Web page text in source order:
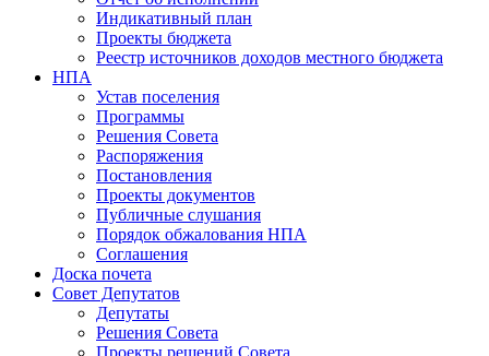
Индикативный план
Проекты бюджета
Реестр источников доходов местного бюджета
НПА
Устав поселения
Программы
Решения Совета
Распоряжения
Постановления
Проекты документов
Публичные слушания
Порядок обжалования НПА
Соглашения
Доска почета
Совет Депутатов
Депутаты
Решения Совета
Проекты решений Совета